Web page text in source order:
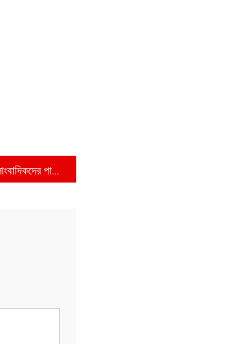
কাফনের কাপড় বেঁধে সাংবাদিকদের পাশে থাকার ঘোষণা বিএমএসএস চেয়ারম্যানের